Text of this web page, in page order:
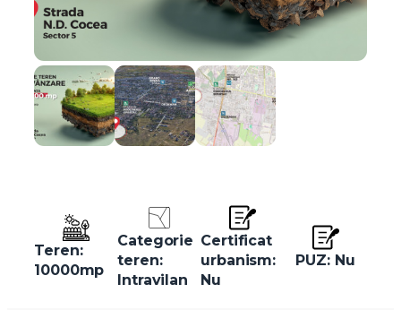
Teren:
10000mp
Categorie
teren:
Intravilan
Certificat
urbanism:
Nu
PUZ: Nu